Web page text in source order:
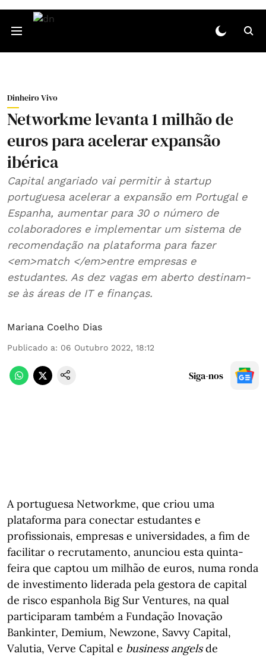
Dinheiro Vivo
Networkme levanta 1 milhão de
euros para acelerar expansão
ibérica
Capital angariado vai permitir à startup
portuguesa acelerar a expansão em Portugal e
Espanha, aumentar para 30 o número de
colaboradores e implementar um sistema de
recomendação na plataforma para fazer
<em>match </em>entre empresas e
estudantes. As dez vagas em aberto destinam-
se às áreas de IT e finanças.
Mariana Coelho Dias
Publicado a: 06 Outubro 2022, 18:12
Siga-nos
A portuguesa Networkme, que criou uma
plataforma para conectar estudantes e
profissionais, empresas e universidades, a fim de
facilitar o recrutamento, anunciou esta quinta-
feira que captou um milhão de euros, numa ronda
de investimento liderada pela gestora de capital
de risco espanhola Big Sur Ventures, na qual
participaram também a Fundação Inovação
Bankinter, Demium, Newzone, Savvy Capital,
Valutia, Verve Capital e business angelsde